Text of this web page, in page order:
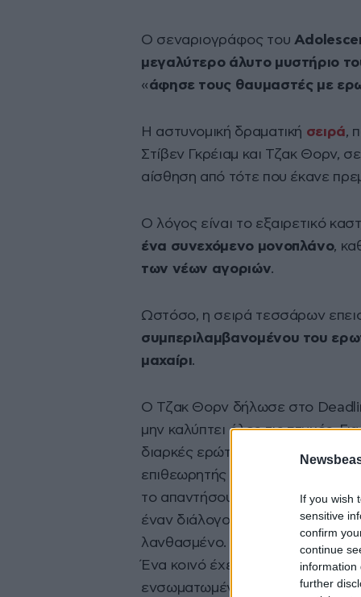
If you wish
sensitive
confirm
continue
information
further
Ο σεναριογράφος του
μεγαλύτερο άλυτο μυστήριο
«άφησε τους θαυμαστές με
Η αστυνομική δραματική σειρά,
Στίβεν Γκρέιαμ και Τζακ Θορν,
αίσθηση από τότε που έκανε
Ο λόγος είναι το εξαιρετικό
ένα συνεχόμενο μονοπλάνο,
των νέων αγοριών.
Ωστόσο, η σειρά τεσσάρων
συμπεριλαμβανομένου του
μαχαίρι.
Ο Τζακ Θορν δήλωσε στο
μην καλύπτει όλες τις πτυχές.
διαρκές ερώτημα: πού βρίσκεται
επιθεωρητής Λουκ Μπάσκομπ
το απαντήσουμε αυτό. Δεν το
έναν διάλογο στο τρίτο
λανθασμένο. Το κοινό κατανοεί
Ένα κοινό έχει συγκεκριμένες
ενσωματωμένες στον τρόπο που